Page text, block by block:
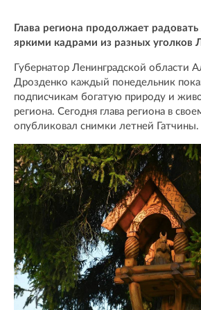
Глава региона продолжает
яркими кадрами из разных уголков
Губернатор Ленинградской области
Дрозденко каждый понедельник
подписчикам богатую природу и
региона. Сегодня глава региона в
опубликовал снимки летней Гатчины.